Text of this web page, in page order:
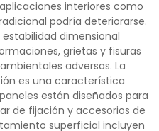
interiores como
podría deteriorarse.
dimensional
grietas y fisuras
adversas. La
es una característica
están diseñados para
de fijación y accesorios de
superficial incluyen